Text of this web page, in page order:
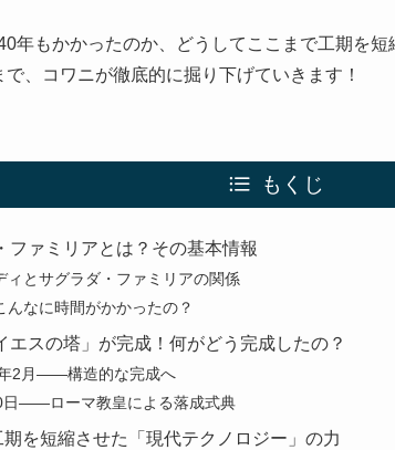
年もかかったのか、どうしてここまで工期を
、コワニが徹底的に掘り下げていきます！
もくじ
ファミリアとは？その基本情報
ィとサグラダ・ファミリアの関係
んなに時間がかかったの？
エスの塔」が完成！何がどう完成したの？
2月——構造的な完成へ
日——ローマ教皇による落成式典
を短縮させた「現代テクノロジー」の力